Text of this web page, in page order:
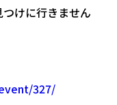
けに行きません
327/